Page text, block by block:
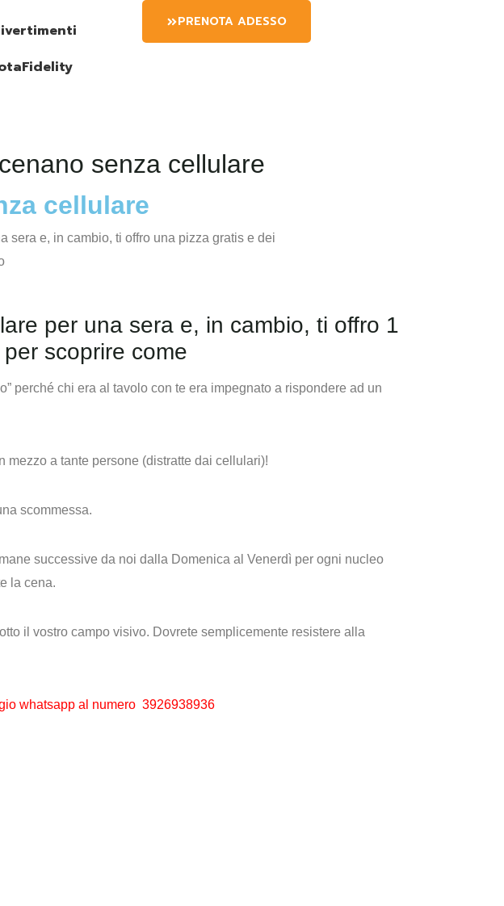
Fidelity
PRENOTA ADESSO
senza cellulare
cellulare
per una sera e, in cambio, ti offro 1
scoprire come
perché chi era al tavolo con te era impegnato a rispondere ad un
mezzo a tante persone (distratte dai cellulari)!
scommessa.
successive da noi dalla Domenica al Venerdì per ogni nucleo
la cena.
il vostro campo visivo. Dovrete semplicemente resistere alla
whatsapp al numero 3926938936